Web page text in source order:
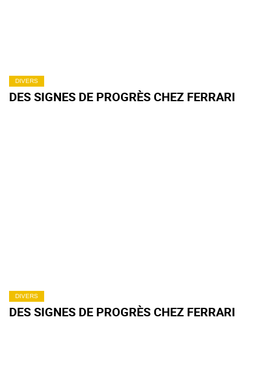
DIVERS
DES SIGNES DE PROGRÈS CHEZ FERRARI
DIVERS
DES SIGNES DE PROGRÈS CHEZ FERRARI